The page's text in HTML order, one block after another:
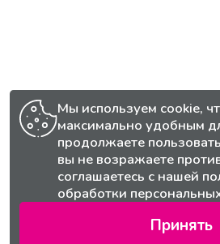
Мы используем cookie,
максимально удобным
продолжаете
вы не возражаете
соглашаетесь с нашей
обработки
Принять